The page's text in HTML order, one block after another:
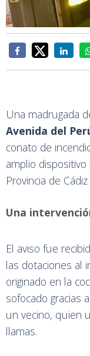
Una madrugada
Avenida del
conato de
amplio
Provincia de Cádiz
Una
El aviso fue
las dotaciones al
originado en la
sofocado gracias
un vecino, quien
llamas.